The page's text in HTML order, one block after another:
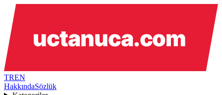
TREN
HakkındaSözlük